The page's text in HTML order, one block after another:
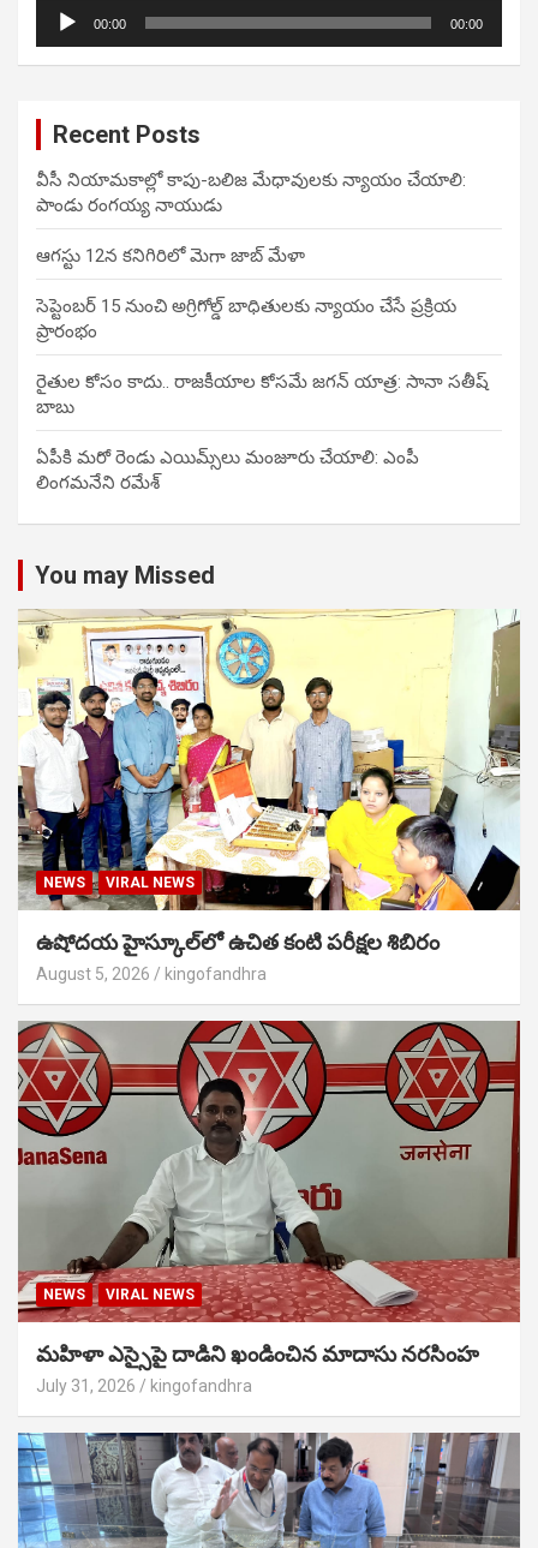
Audio
Player
00:00 00:00
Recent Posts
వీసీ నియామకాల్లో కాపు-బలిజ మేధావులకు న్యాయం చేయాలి:
పాండు రంగయ్య నాయుడు
ఆగస్టు 12న కనిగిరిలో మెగా జాబ్ మేళా
సెప్టెంబర్ 15 నుంచి అగ్రిగోల్డ్ బాధితులకు న్యాయం చేసే ప్రక్రియ
ప్రారంభం
రైతుల కోసం కాదు.. రాజకీయాల కోసమే జగన్ యాత్ర: సానా సతీష్
బాబు
ఏపీకి మరో రెండు ఎయిమ్స్‌లు మంజూరు చేయాలి: ఎంపీ
లింగమనేని రమేశ్
You may Missed
NEWS VIRAL NEWS
ఉషోదయ హైస్కూల్‌లో ఉచిత కంటి పరీక్షల శిబిరం
August 5, 2026 kingofandhra
NEWS VIRAL NEWS
మహిళా ఎస్సైపై దాడిని ఖండించిన మాదాసు నరసింహ
July 31, 2026 kingofandhra